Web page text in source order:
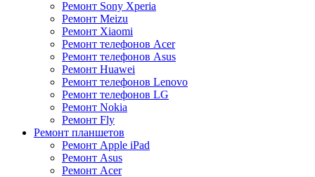
Ремонт Sony Xperia
Ремонт Meizu
Ремонт Xiaomi
Ремонт телефонов Acer
Ремонт телефонов Asus
Ремонт Huawei
Ремонт телефонов Lenovo
Ремонт телефонов LG
Ремонт Nokia
Ремонт Fly
Ремонт планшетов
Ремонт Apple iPad
Ремонт Asus
Ремонт Acer